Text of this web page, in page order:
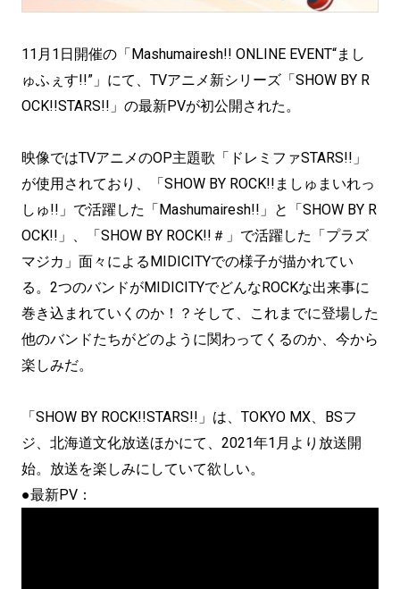
11月1日開催の「Mashumairesh!! ONLINE EVENT“まし
ゅふぇす!!”」にて、TVアニメ新シリーズ「SHOW BY R
OCK!!STARS!!」の最新PVが初公開された。
映像ではTVアニメのOP主題歌「ドレミファSTARS!!」
が使用されており、「SHOW BY ROCK!!ましゅまいれっ
しゅ!!」で活躍した「Mashumairesh!!」と「SHOW BY R
OCK!!」、「SHOW BY ROCK!!＃」で活躍した「プラズ
マジカ」面々によるMIDICITYでの様子が描かれてい
る。2つのバンドがMIDICITYでどんなROCKな出来事に
巻き込まれていくのか！？そして、これまでに登場した
他のバンドたちがどのように関わってくるのか、今から
楽しみだ。
「SHOW BY ROCK!!STARS!!」は、TOKYO MX、BSフ
ジ、北海道文化放送ほかにて、2021年1月より放送開
始。放送を楽しみにしていて欲しい。
●最新PV：